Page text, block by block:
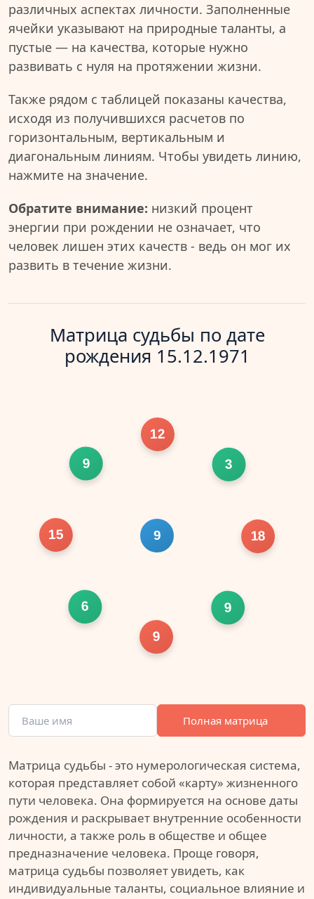
различных аспектах личности. Заполненные
ячейки указывают на природные таланты, а
пустые — на качества, которые нужно
развивать с нуля на протяжении жизни.
Также рядом с таблицей показаны качества,
исходя из получившихся расчетов по
горизонтальным, вертикальным и
диагональным линиям. Чтобы увидеть линию,
нажмите на значение.
Обратите внимание: низкий процент
энергии при рождении не означает, что
человек лишен этих качеств - ведь он мог их
развить в течение жизни.
Матрица судьбы по дате
рождения 15.12.1971
15
12
18
9
9 3
9
6
9
Полная матрица
Матрица судьбы - это нумерологическая система,
которая представляет собой «карту» жизненного
пути человека. Она формируется на основе даты
рождения и раскрывает внутренние особенности
личности, а также роль в обществе и общее
предназначение человека. Проще говоря,
матрица судьбы позволяет увидеть, как
индивидуальные таланты, социальное влияние и